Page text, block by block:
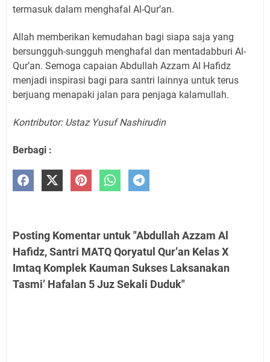
termasuk dalam menghafal Al-Qur’an.
Allah memberikan kemudahan bagi siapa saja yang
bersungguh-sungguh menghafal dan mentadabburi Al-
Qur’an. Semoga capaian Abdullah Azzam Al Hafidz
menjadi inspirasi bagi para santri lainnya untuk terus
berjuang menapaki jalan para penjaga kalamullah.
Kontributor: Ustaz Yusuf Nashirudin
Berbagi :
Posting Komentar untuk "Abdullah Azzam Al
Hafidz, Santri MATQ Qoryatul Qur’an Kelas X
Imtaq Komplek Kauman Sukses Laksanakan
Tasmi’ Hafalan 5 Juz Sekali Duduk"